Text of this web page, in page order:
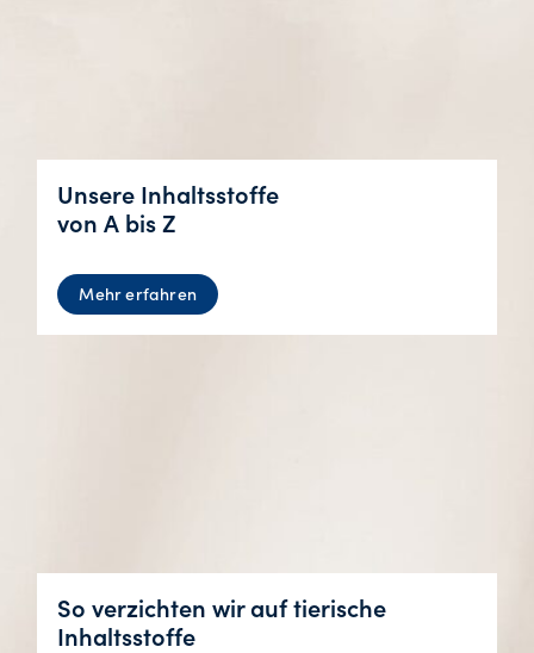
Unsere Inhaltsstoffe
von A bis Z
Mehr erfahren
So verzichten wir auf tierische
Inhaltsstoffe